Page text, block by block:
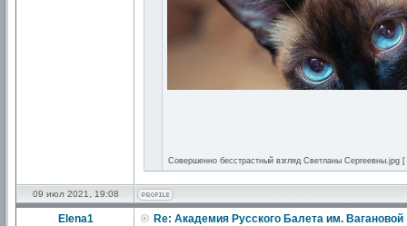
Совершенно бесстрастный взгляд Светланы Сергеевны.jpg
09 июл 2021, 19:08
Elena1 Re: Академия Русского Балета им. Вагановой